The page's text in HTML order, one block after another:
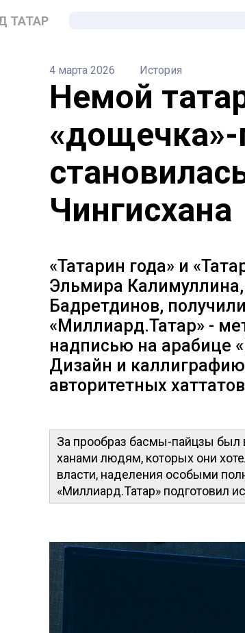
ТАТАР
4 марта 2026 История
Немой
«дощечка»-
Чингисхана
«Татарин года» и
Эльмира
Бадретдинов,
«Миллиард.Татар» -
надписью на арабице
Дизайн и
авторитетных
За прообраз басмы-пайцзы был
ханами людям, которых они
власти, наделения особыми
«Миллиард.Татар» подготовил